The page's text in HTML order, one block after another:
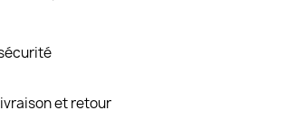
et retour